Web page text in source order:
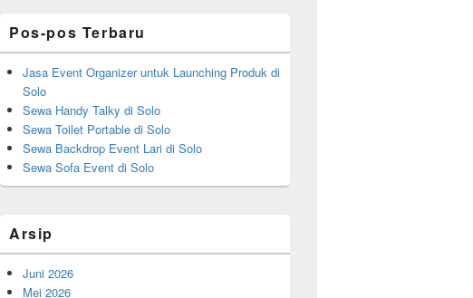
Pos-pos Terbaru
Jasa Event Organizer untuk Launching Produk di
Solo
Sewa Handy Talky di Solo
Sewa Toilet Portable di Solo
Sewa Backdrop Event Lari di Solo
Sewa Sofa Event di Solo
Arsip
Juni 2026
Mei 2026